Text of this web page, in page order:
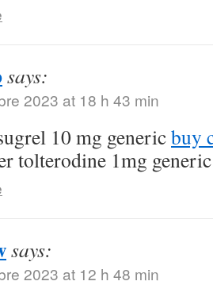
says:
2023 at 18 h 43 min
10 mg genericbuy
tolterodine 1mg generic
says:
2023 at 12 h 48 min